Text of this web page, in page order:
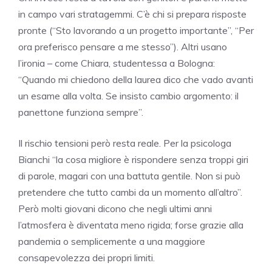
in campo vari stratagemmi. C’è chi si prepara risposte
pronte (“Sto lavorando a un progetto importante”, “Per
ora preferisco pensare a me stesso”). Altri usano
l’ironia – come Chiara, studentessa a Bologna:
“Quando mi chiedono della laurea dico che vado avanti
un esame alla volta. Se insisto cambio argomento: il
panettone funziona sempre”.
Il rischio tensioni però resta reale. Per la psicologa
Bianchi “la cosa migliore è rispondere senza troppi giri
di parole, magari con una battuta gentile. Non si può
pretendere che tutto cambi da un momento all’altro”.
Però molti giovani dicono che negli ultimi anni
l’atmosfera è diventata meno rigida; forse grazie alla
pandemia o semplicemente a una maggiore
consapevolezza dei propri limiti.